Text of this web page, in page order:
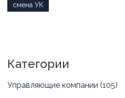
смена УК
Категории
Управляющие компании (105)